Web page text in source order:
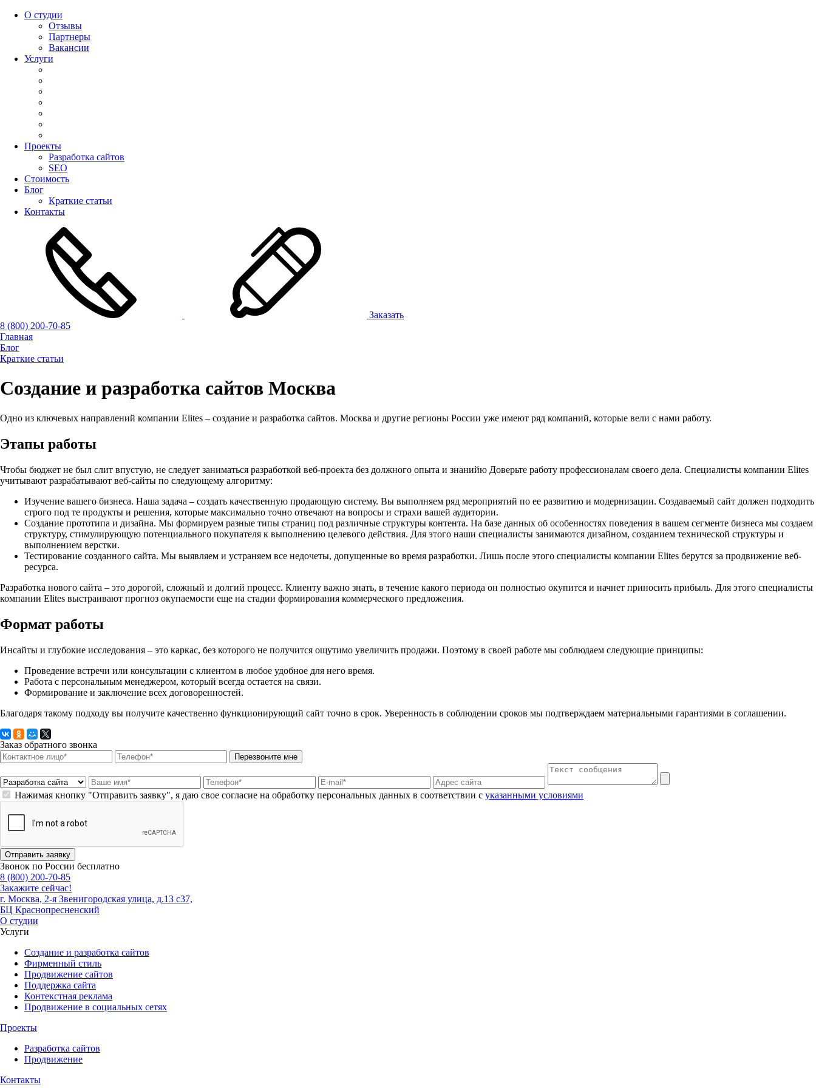
О студии
Отзывы
Партнеры
Вакансии
Услуги
Проекты
Разработка сайтов
SEO
Стоимость
Блог
Краткие статьи
Контакты
Заказать
8 (800) 200-70-85
Главная
Блог
Краткие статьи
Создание и разработка сайтов Москва
Одно из ключевых направлений компании Elites – создание и разработка сайтов. Москва и другие регионы России уже имеют ряд компаний, которые вели с нами работу.
Этапы работы
Чтобы бюджет не был слит впустую, не следует заниматься разработкой веб-проекта без должного опыта и знанийю Доверьте работу профессионалам своего дела. Специалисты компании Elites
учитывают разрабатывают веб-сайты по следующему алгоритму:
Изучение вашего бизнеса. Наша задача – создать качественную продающую систему. Вы выполняем ряд мероприятий по ее развитию и модернизации. Создаваемый сайт должен подходить
строго под те продукты и решения, которые максимально точно отвечают на вопросы и страхи вашей аудитории.
Создание прототипа и дизайна. Мы формируем разные типы страниц под различные структуры контента. На базе данных об особенностях поведения в вашем сегменте бизнеса мы создаем
структуру, стимулирующую потенциального покупателя к выполнению целевого действия. Для этого наши специалисты занимаются дизайном, созданием технической структуры и
выполнением верстки.
Тестирование созданного сайта. Мы выявляем и устраняем все недочеты, допущенные во время разработки. Лишь после этого специалисты компании Elites берутся за продвижение веб-
ресурса.
Разработка нового сайта – это дорогой, сложный и долгий процесс. Клиенту важно знать, в течение какого периода он полностью окупится и начнет приносить прибыль. Для этого специалисты
компании Elites выстраивают прогноз окупаемости еще на стадии формирования коммерческого предложения.
Формат работы
Инсайты и глубокие исследования – это каркас, без которого не получится ощутимо увеличить продажи. Поэтому в своей работе мы соблюдаем следующие принципы:
Проведение встречи или консультации с клиентом в любое удобное для него время.
Работа с персональным менеджером, который всегда остается на связи.
Формирование и заключение всех договоренностей.
Благодаря такому подходу вы получите качественно функционирующий сайт точно в срок. Уверенность в соблюдении сроков мы подтверждаем материальными гарантиями в соглашении.
Заказ обратного звонка
Перезвоните мне
Нажимая кнопку "Отправить заявку", я даю свое согласие на обработку персональных данных в соответствии с указанными условиями
Отправить заявку
Звонок по России бесплатно
8 (800) 200-70-85
Закажите сейчас!
г. Москва, 2-я Звенигородская улица, д.13 с37,
БЦ Краснопресненский
О студии
Услуги
Создание и разработка сайтов
Фирменный стиль
Продвижение сайтов
Поддержка сайта
Контекстная реклама
Продвижение в социальных сетях
Проекты
Разработка сайтов
Продвижение
Контакты